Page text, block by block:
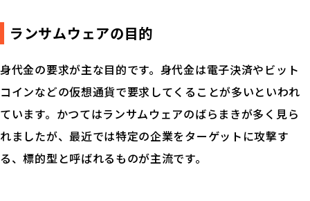
ランサムウェアの目的
身代金の要求が主な目的です。身代金は電子決済やビット
コインなどの仮想通貨で要求してくることが多いといわれ
ています。かつてはランサムウェアのばらまきが多く見ら
れましたが、最近では特定の企業をターゲットに攻撃す
る、標的型と呼ばれるものが主流です。